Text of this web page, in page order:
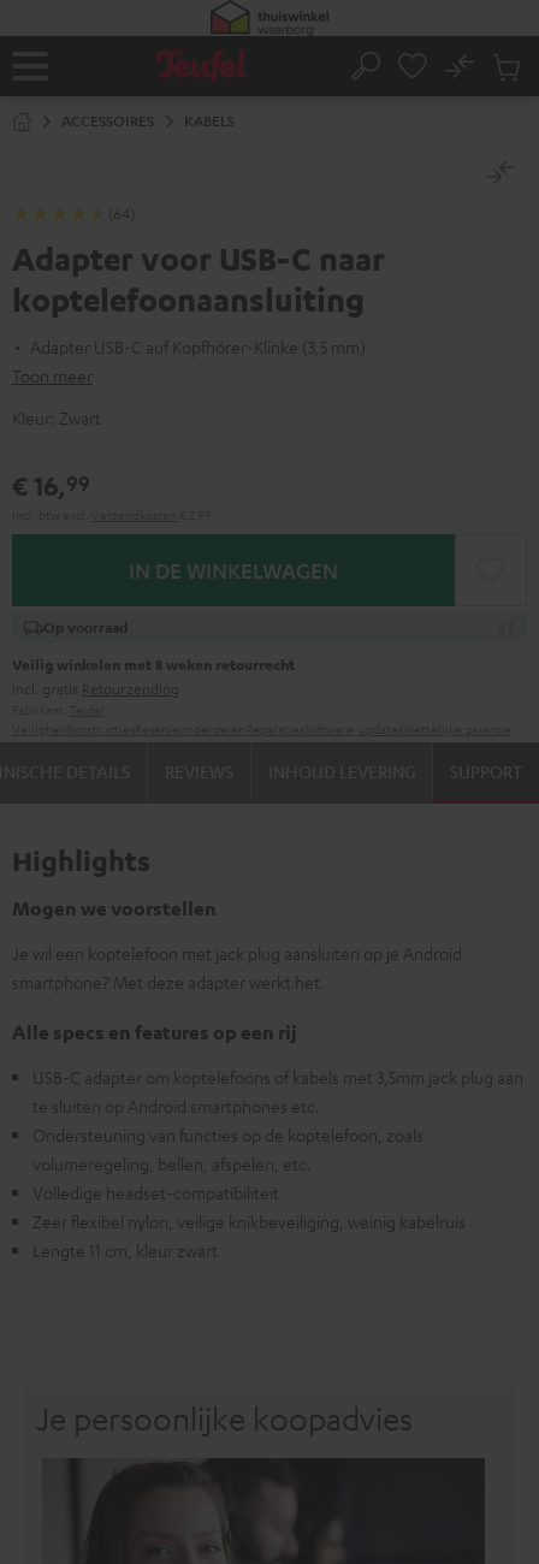
Home
Zoeken
No
ACCESSOIRES KABELS
(64)
Adapter voor USB-C naar
koptelefoonaansluiting
Adapter USB-C auf Kopfhörer-Klinke (3,5 mm)
Toon meer
Kleur: Zwart
€ 16,99
IN DE WINKELWAGEN
Op voorraad
Veilig winkelen met 8 weken retourrecht
incl. gratis Retourzending
SUPPORT
Highlights
Mogen we voorstellen
Je wil een koptelefoon met jack plug aansluiten op je Android
smartphone? Met deze adapter werkt het.
Alle specs en features op een rij
USB-C adapter om koptelefoons of kabels met 3,5mm jack plug aan
te sluiten op Android smartphones etc.
Ondersteuning van functies op de koptelefoon, zoals
volumeregeling, bellen, afspelen, etc.
Volledige headset-compatibiliteit
Zeer flexibel nylon, veilige knikbeveiliging, weinig kabelruis
Lengte 11 cm, kleur zwart
Je persoonlijke koopadvies